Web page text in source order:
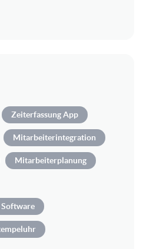
Zeiterfassung App
Mitarbeiterintegration
Mitarbeiterplanung
Software